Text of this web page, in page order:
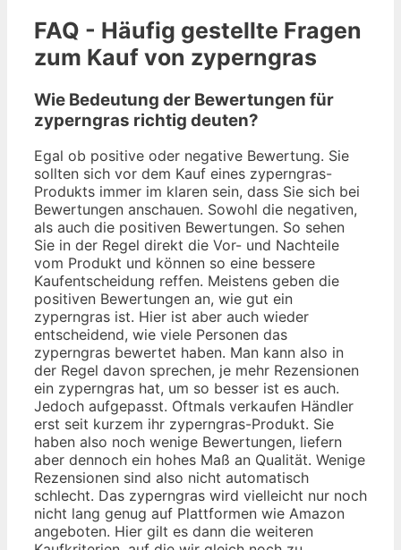
FAQ - Häufig gestellte Fragen
zum Kauf von zyperngras
Wie Bedeutung der Bewertungen für
zyperngras richtig deuten?
Egal ob positive oder negative Bewertung. Sie
sollten sich vor dem Kauf eines zyperngras-
Produkts immer im klaren sein, dass Sie sich bei
Bewertungen anschauen. Sowohl die negativen,
als auch die positiven Bewertungen. So sehen
Sie in der Regel direkt die Vor- und Nachteile
vom Produkt und können so eine bessere
Kaufentscheidung reffen. Meistens geben die
positiven Bewertungen an, wie gut ein
zyperngras ist. Hier ist aber auch wieder
entscheidend, wie viele Personen das
zyperngras bewertet haben. Man kann also in
der Regel davon sprechen, je mehr Rezensionen
ein zyperngras hat, um so besser ist es auch.
Jedoch aufgepasst. Oftmals verkaufen Händler
erst seit kurzem ihr zyperngras-Produkt. Sie
haben also noch wenige Bewertungen, liefern
aber dennoch ein hohes Maß an Qualität. Wenige
Rezensionen sind also nicht automatisch
schlecht. Das zyperngras wird vielleicht nur noch
nicht lang genug auf Plattformen wie Amazon
angeboten. Hier gilt es dann die weiteren